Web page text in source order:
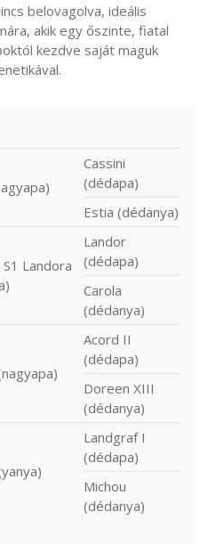
belovagolva, ideális
akik egy őszinte, fiatal
kezdve saját maguk
Cassini
(dédapa)
Estia (dédanya)
Landora
Landor
(dédapa)
Carola
(dédanya)
Acord II
(dédapa)
Doreen XIII
(dédanya)
Landgraf I
(dédapa)
Michou
(dédanya)